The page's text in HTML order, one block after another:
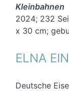
Kleinbahnen
2024; 232
x 30 cm;
ELNA
Deutsche